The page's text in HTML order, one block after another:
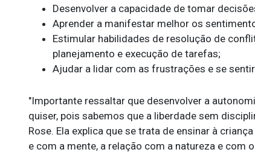
Desenvolver a capacidade de tomar
Aprender a manifestar melhor os
Estimular habilidades de resolução de
planejamento e execução de tarefas;
Ajudar a lidar com as frustrações e se
"Importante ressaltar que desenvolver a
quiser, pois sabemos que a liberdade sem
Rose. Ela explica que se trata de ensinar à
e com a mente, a relação com a natureza e com